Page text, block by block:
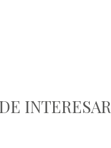
INTERESAR